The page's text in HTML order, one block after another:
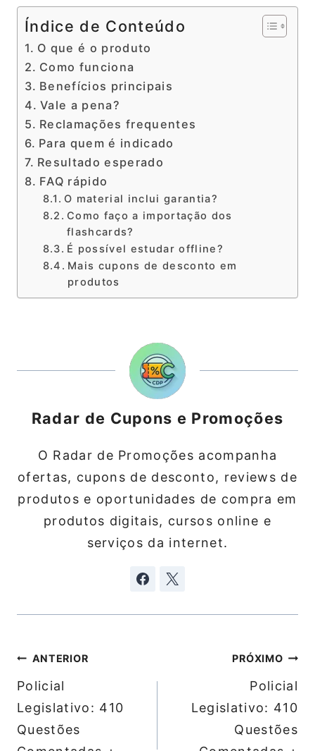
Índice de Conteúdo
O que é o produto
Como funciona
Benefícios principais
Vale a pena?
Reclamações frequentes
Para quem é indicado
Resultado esperado
FAQ rápido
O material inclui garantia?
Como faço a importação dos
flashcards?
É possível estudar offline?
Mais cupons de desconto em
produtos
Radar de Cupons e Promoções
O Radar de Promoções acompanha
ofertas, cupons de desconto, reviews de
produtos e oportunidades de compra em
produtos digitais, cursos online e
serviços da internet.
Navegação
de
Post
ANTERIOR
Policial
Legislativo: 410
Questões
PRÓXIMO
Policial
Legislativo: 410
Questões